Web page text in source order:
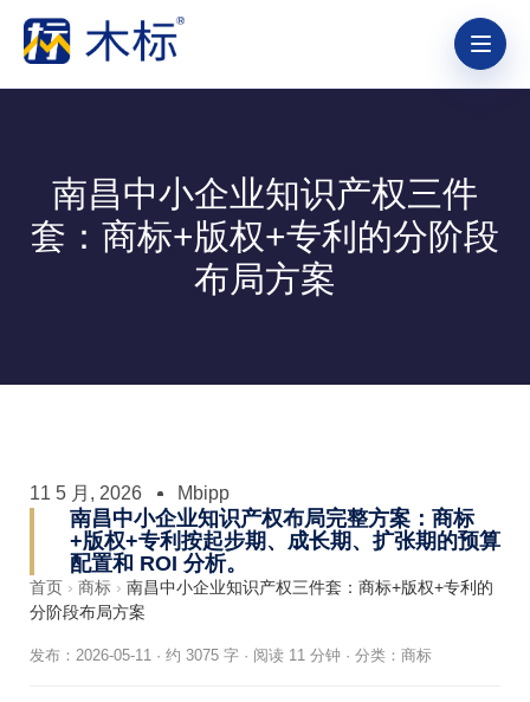
南昌中小企业知识产权三件
套：商标+版权+专利的分阶段
布局方案
11 5 月, 2026 Mbipp
南昌中小企业知识产权布局完整方案：商标
+版权+专利按起步期、成长期、扩张期的预算
配置和 ROI 分析。
首页 › 商标 › 南昌中小企业知识产权三件套：商标+版权+专利的
分阶段布局方案
发布：2026-05-11 · 约 3075 字 · 阅读 11 分钟 · 分类： 商标